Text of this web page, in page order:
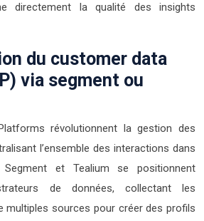
directement la qualité des insights
du customer data
via segment ou
révolutionnent la gestion des
l’ensemble des interactions dans
et Tealium se positionnent
de données, collectant les
multiples sources pour créer des profils